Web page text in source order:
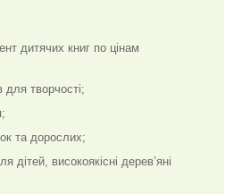
дитячих книг по цінам
для творчості;
та дорослих;
дітей, високоякісні дерев’яні